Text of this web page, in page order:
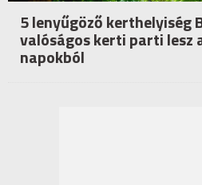
5 lenyűgöző kerthelyiség
valóságos kerti parti lesz
napokból